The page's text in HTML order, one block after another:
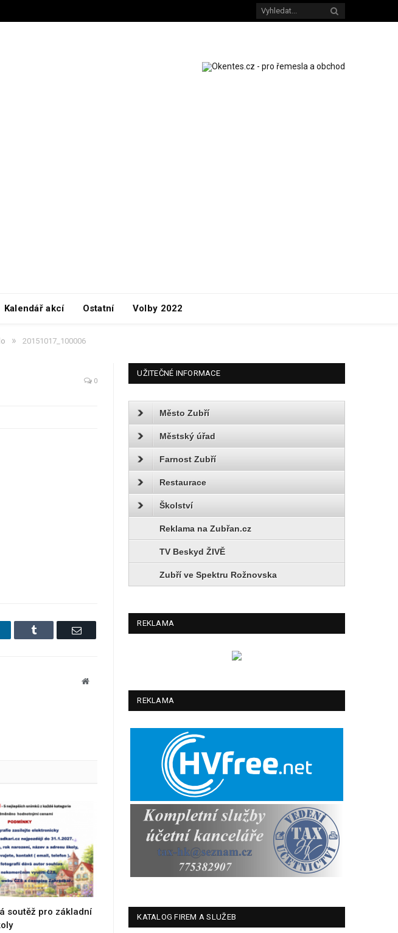
Kalendář akcí Ostatní Volby 2022
» 20151017_100006
0
Tumblr Email
Website
soutěž pro základní
UŽITEČNÉ INFORMACE
Město Zubří
Městský úřad
Farnost Zubří
Restaurace
Školství
Reklama na Zubřan.cz
TV Beskyd ŽIVĚ
Zubří ve Spektru Rožnovska
REKLAMA
REKLAMA
KATALOG FIREM A SLUŽEB